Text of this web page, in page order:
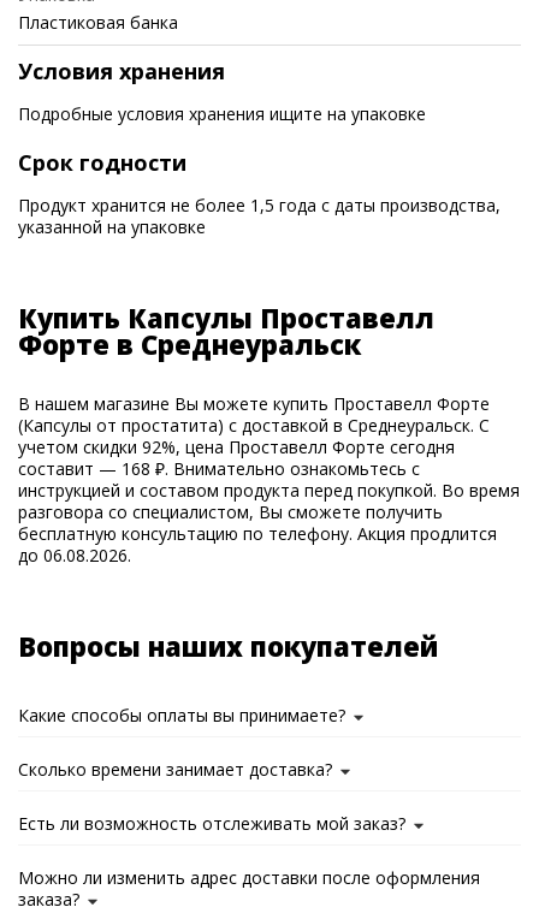
Пластиковая банка
Условия хранения
Подробные условия хранения ищите на упаковке
Срок годности
Продукт хранится не более 1,5 года с даты производства,
указанной на упаковке
Купить Капсулы Проставелл
Форте в Среднеуральск
В нашем магазине Вы можете купить Проставелл Форте
(Капсулы от простатита) с доставкой в Среднеуральск. С
учетом скидки 92%, цена Проставелл Форте сегодня
составит — 168 ₽. Внимательно ознакомьтесь с
инструкцией и составом продукта перед покупкой. Во время
разговора со специалистом, Вы сможете получить
бесплатную консультацию по телефону. Акция продлится
до 06.08.2026.
Вопросы наших покупателей
Какие способы оплаты вы принимаете?
Сколько времени занимает доставка?
Есть ли возможность отслеживать мой заказ?
Можно ли изменить адрес доставки после оформления
заказа?